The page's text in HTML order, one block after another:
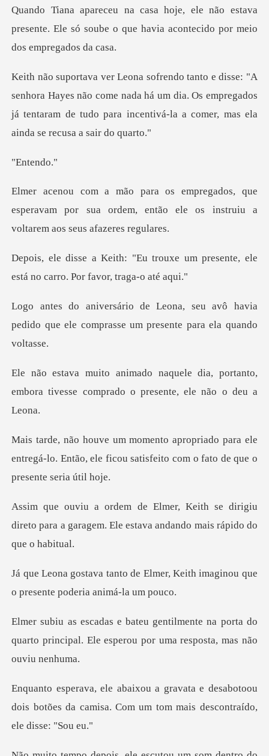
estava
presente. Ele só soube o que havia
ayes não come nada há um dia. Os empregados
já tentaram de tudo pa
ten
ue
esperavam por sua ordem, então ele os ins
ouxe um presente, ele
está no car
eu avô havia
pedido que ele comprasse
dia, portanto,
embora tivesse comprad
ra ele
entregá-lo. Então, ele ficou satisfeito
e dirigiu
direto para a garagem. Ele esta
lmer, Keith imaginou que
o pres
na porta do
quarto principal. Ele esperou
desabotoou
dois botões da camisa. Com um